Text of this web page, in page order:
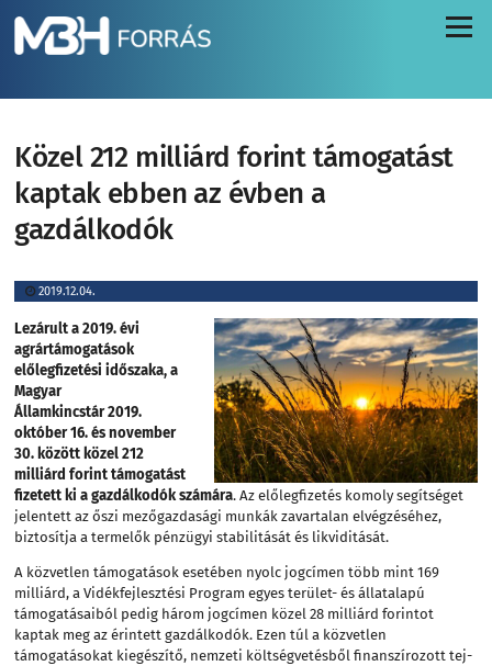
Menü
Közel 212 milliárd forint támogatást
kaptak ebben az évben a
gazdálkodók
2019.12.04.
Lezárult a 2019. évi
agrártámogatások
előlegfizetési időszaka, a
Magyar
Államkincstár 2019.
október 16. és november
30. között közel 212
milliárd forint támogatást
fizetett ki a gazdálkodók számára. Az előlegfizetés komoly segítséget
jelentett az őszi mezőgazdasági munkák zavartalan elvégzéséhez,
biztosítja a termelők pénzügyi stabilitását és likviditását.
A közvetlen támogatások esetében nyolc jogcímen több mint 169
milliárd, a Vidékfejlesztési Program egyes terület- és állatalapú
támogatásaiból pedig három jogcímen közel 28 milliárd forintot
kaptak meg az érintett gazdálkodók. Ezen túl a közvetlen
támogatásokat kiegészítő, nemzeti költségvetésből finanszírozott tej-